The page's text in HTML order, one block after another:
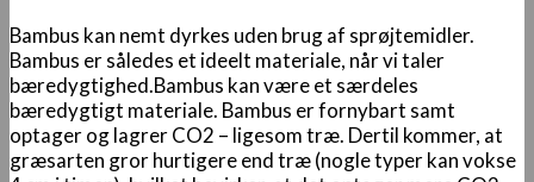
Bambus kan nemt dyrkes uden brug af sprøjtemidler.
Bambus er således et ideelt materiale, når vi taler
bæredygtighed.Bambus kan være et særdeles
bæredygtigt materiale. Bambus er fornybart samt
optager og lagrer CO2 – ligesom træ. Dertil kommer, at
græsarten gror hurtigere end træ (nogle typer kan vokse